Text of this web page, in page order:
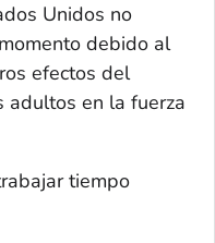
Unidos no
debido al
efectos del
adultos en la fuerza
tiempo